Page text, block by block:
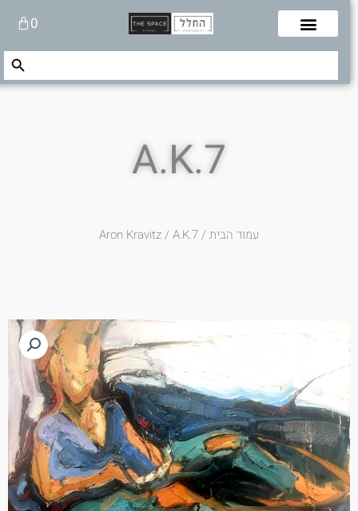
0עגלת
קניות
Search
Search Button
A.K.7
עמוד הבית/
Aron Kravitz/ A.K.7